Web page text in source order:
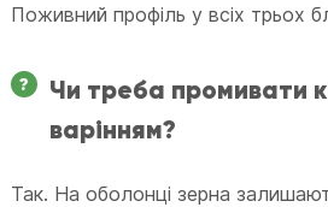
Поживний профіль у всіх трьох
Чи треба промивати
варінням?
Так. На оболонці зерна